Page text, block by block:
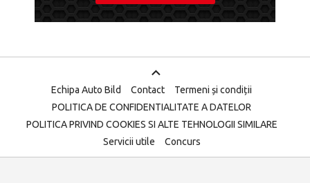
Echipa Auto Bild Contact
Termeni și condiții
POLITICA DE CONFIDENTIALITATE A DATELOR
POLITICA PRIVIND COOKIES SI ALTE TEHNOLOGII SIMILARE
Servicii utile
Concurs